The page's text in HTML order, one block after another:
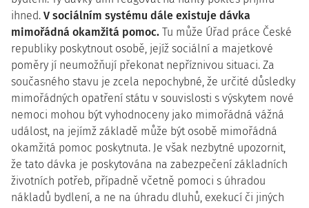
ihned. V sociálním systému dále existuje dávka
mimořádná okamžitá pomoc. Tu může Úřad práce České
republiky poskytnout osobě, jejíž sociální a majetkové
poměry jí neumožňují překonat nepříznivou situaci. Za
současného stavu je zcela nepochybné, že určité důsledky
mimořádných opatření státu v souvislosti s výskytem nové
nemoci mohou být vyhodnoceny jako mimořádná vážná
událost, na jejímž základě může být osobě mimořádná
okamžitá pomoc poskytnuta. Je však nezbytné upozornit,
že tato dávka je poskytována na zabezpečení základních
životních potřeb, případně včetně pomoci s úhradou
nákladů bydlení, a ne na úhradu dluhů, exekucí či jiných